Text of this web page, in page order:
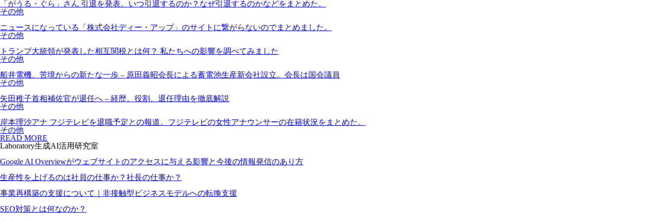
「がうる・ぐら」さん 引退を発表。いつ引退するのか？なぜ引退するのかなどをまとめた。
その他
ニュースになっている「株式会社ディー・アップ」のサイトに繋がらないのでまとめました。
その他
トランプ大統領が発表した相互関税とは何？ 私たちへの影響を調べてみました
その他
船井電機、苦境からの新たな一歩 – 原田義昭会長による蓄電池生産新会社設立。会長は国会議員
その他
矢田稚子首相補佐官が退任へ – 経歴、役割、退任理由を徹底解説
その他
岸本理沙アナ フジテレビを退職予定との報道。フジテレビの女性アナウンサーの在籍状況をまとめた。
その他
READ MORE
Laboratory生成AI活用研究室
Google AI Overviewがウェブサイトのアクセスに与える影響と今後の情報発信のあり方
生産性を上げるのは社員の仕事か？社長の仕事か？
事業再構築の支援について｜非接触型ビジネスモデルへの転換支援
SEO対策とは何なのか？